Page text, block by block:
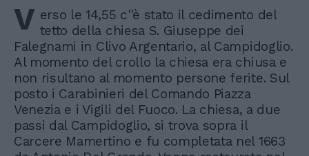
V erso le 14,55 c''è stato il cedimento del
tetto della chiesa S. Giuseppe dei
Falegnami in Clivo Argentario, al Campidoglio.
Al momento del crollo la chiesa era chiusa e
non risultano al momento persone ferite. Sul
posto i Carabinieri del Comando Piazza
Venezia e i Vigili del Fuoco. La chiesa, a due
passi dal Campidoglio, si trova sopra il
Carcere Mamertino e fu completata nel 1663